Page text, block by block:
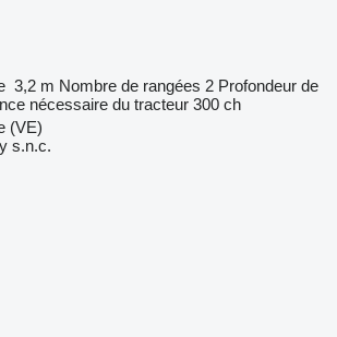
3,2 m Nombre de rangées 2 Profondeur de
nécessaire du tracteur 300 ch
(VE)
s.n.c.